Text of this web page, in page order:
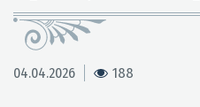
04.04.2026 188